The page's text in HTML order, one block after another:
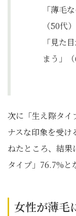
「薄毛
（50代）
「見た
まう」（
次に「生え際タイ
ナスな印象を受け
ねたところ、結果
タイプ」76.7%と
女性が薄毛